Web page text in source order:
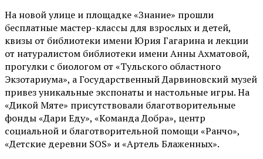
На новой улице и площадке «Знание» прошли
бесплатные мастер-классы для взрослых и детей,
квизы от библиотеки имени Юрия Гагарина и лекции
от натуралистом библиотеки имени Анны Ахматовой,
прогулки с биологом от «Тульского областного
Экзотариума», а Государственный Дарвиновский музей
привез уникальные экспонаты и настольные игры. На
«Дикой Мяте» присутствовали благотворительные
фонды «Дари Еду», «Команда Добра», центр
социальной и благотворительной помощи «Ранчо»,
«Детские деревни SOS» и «Артель Блаженных».